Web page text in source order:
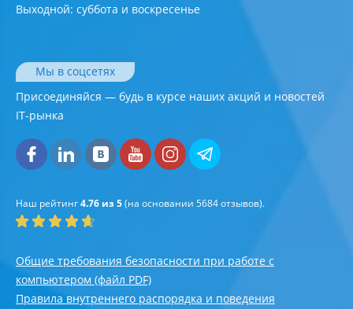
Выходной: суббота и воскресенье
Мы в соцсетях
Присоединяйся — будь в курсе наших акций и новостей
IT-рынка
Наш рейтинг4.76 из 5(на основании 5684отзывов).
Общие требования безопасности при работе с
компьютером (файл PDF)
Правила внутреннего распорядка и поведения